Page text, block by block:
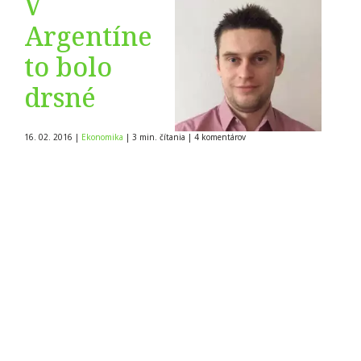
Argentíne
to bolo
drsné
16. 02. 2016 | Ekonomika | 3 min. čítania | 4 komentárov